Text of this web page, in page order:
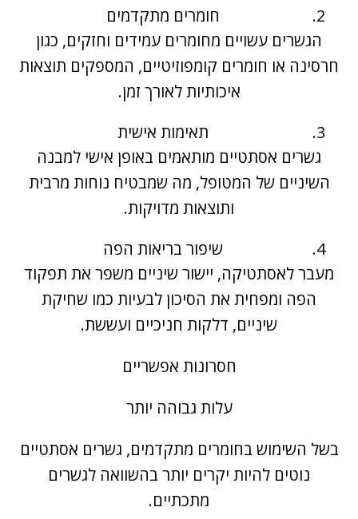
חומרים מתקדמים
הגשרים עשויים מחומרים עמידים וחזקים, כגון
חרסינה או חומרים קומפוזיטיים, המספקים תוצאות
איכותיות לאורך זמן.
תאימות אישית
גשרים אסתטיים מותאמים באופן אישי למבנה
השיניים של המטופל, מה שמבטיח נוחות מרבית
ותוצאות מדויקות.
שיפור בריאות הפה
מעבר לאסתטיקה, יישור שיניים משפר את תפקוד
הפה ומפחית את הסיכון לבעיות כמו שחיקת
שיניים, דלקות חניכיים ועששת.
חסרונות אפשריים
עלות גבוהה יותר
בשל השימוש בחומרים מתקדמים, גשרים אסתטיים
נוטים להיות יקרים יותר בהשוואה לגשרים
מתכתיים.